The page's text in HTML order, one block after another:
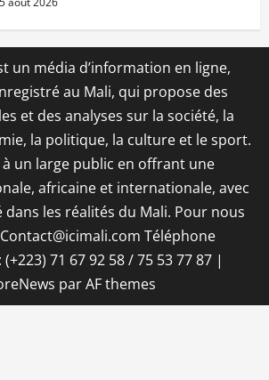
un média d’information en ligne,
au Mali, qui propose des
et des analyses sur la société, la
la politique, la culture et le sport.
à un large public en offrant une
africaine et internationale, avec
les réalités du Mali. Pour nous
Téléphone
71 67 92 58 / 75 53 77 87 |
par AF themes